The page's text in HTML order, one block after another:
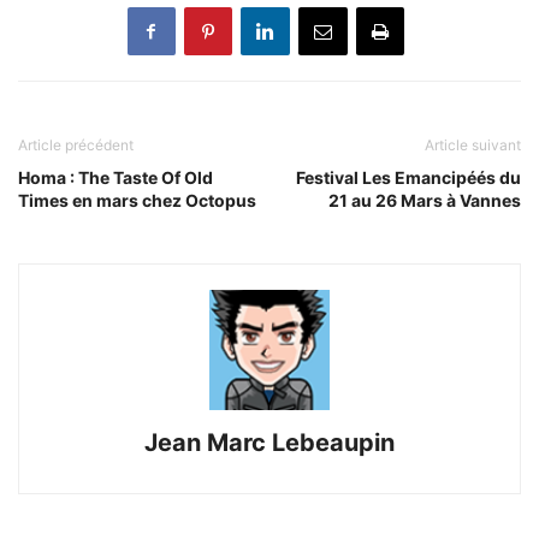
Article précédent
Homa : The Taste Of Old
Times en mars chez Octopus
Article suivant
Festival Les Emancipéés du
21 au 26 Mars à Vannes
Jean Marc Lebeaupin